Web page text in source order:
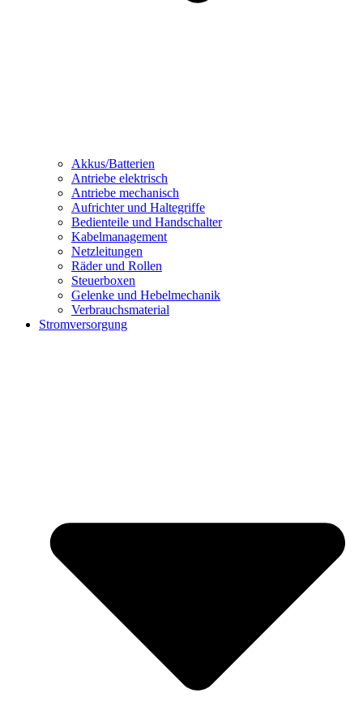
Akkus/Batterien
Antriebe elektrisch
Antriebe mechanisch
Aufrichter und Haltegriffe
Bedienteile und Handschalter
Kabelmanagement
Netzleitungen
Räder und Rollen
Steuerboxen
Gelenke und Hebelmechanik
Verbrauchsmaterial
Stromversorgung